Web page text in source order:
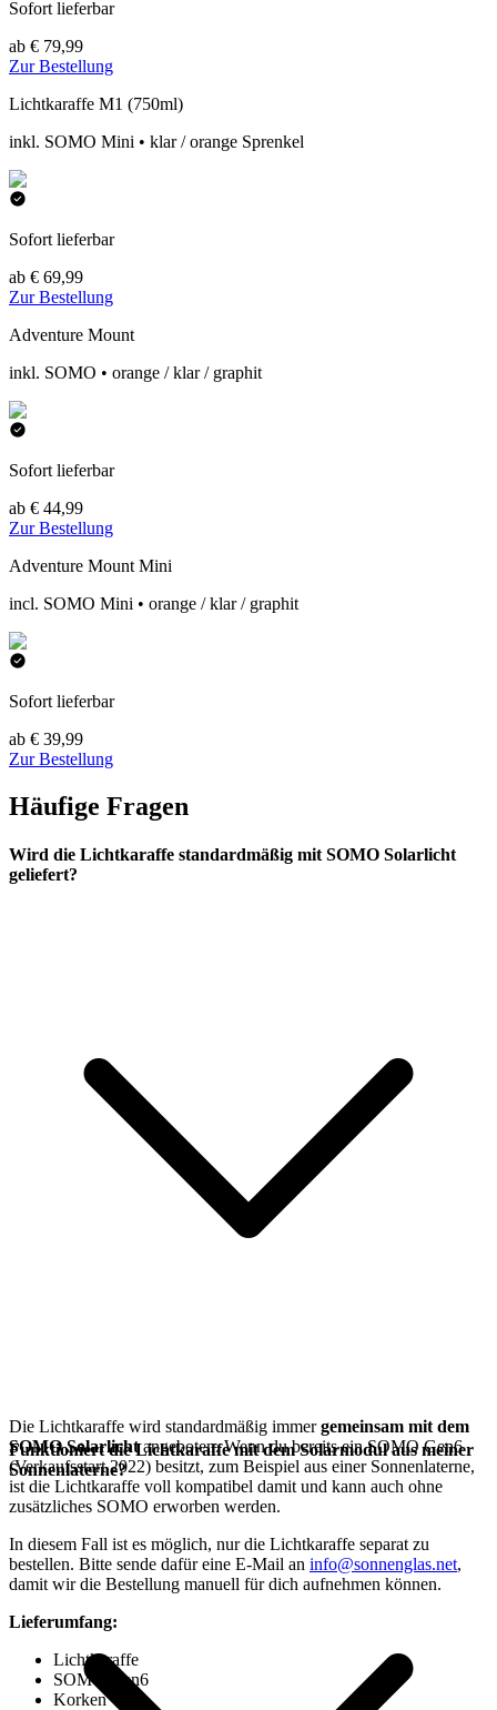
Sofort lieferbar
ab € 79,99
Zur Bestellung
Lichtkaraffe M1 (750ml)
inkl. SOMO Mini • klar / orange Sprenkel
Sofort lieferbar
ab € 69,99
Zur Bestellung
Adventure Mount
inkl. SOMO • orange / klar / graphit
Sofort lieferbar
ab € 44,99
Zur Bestellung
Adventure Mount Mini
incl. SOMO Mini • orange / klar / graphit
Sofort lieferbar
ab € 39,99
Zur Bestellung
Häufige Fragen
Wird die Lichtkaraffe standardmäßig mit SOMO Solarlicht
geliefert?
Die Lichtkaraffe wird standardmäßig immergemeinsam mit dem
SOMO Solarlichtangeboten. Wenn du bereits ein SOMO Gen6
(Verkaufsstart 2022) besitzt, zum Beispiel aus einer Sonnenlaterne,
ist die Lichtkaraffe voll kompatibel damit und kann auch ohne
zusätzliches SOMO erworben werden.
In diesem Fall ist es möglich, nur die Lichtkaraffe separat zu
bestellen. Bitte sende dafür eine E-Mail an info@sonnenglas.net,
damit wir die Bestellung manuell für dich aufnehmen können.
Lieferumfang:
Lichtkaraffe
SOMO Gen6
Korken
Funktioniert die Lichtkaraffe mit dem Solarmodul aus meiner
Sonnenlaterne?